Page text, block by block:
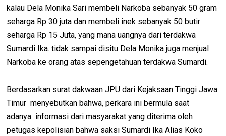
kalau Dela Monika Sari membeli Narkoba sebanyak 50 gram
seharga Rp 30 juta dan membeli inek sebanyak 50 butir
seharga Rp 15 Juta, yang mana uangnya dari terdakwa
Sumardi Ika. tidak sampai disitu Dela Monika juga menjual
Narkoba ke orang atas sepengetahuan terdakwa Sumardi.
Berdasarkan surat dakwaan JPU dari Kejaksaan Tinggi Jawa
Timur menyebutkan bahwa, perkara ini bermula saat
adanya informasi dari masyarakat yang diterima oleh
petugas kepolisian bahwa saksi Sumardi Ika Alias Koko